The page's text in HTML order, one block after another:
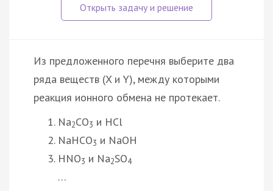
Из предложенного перечня выберите два
ряда веществ (X и Y), между которыми
реакция ионного обмена не протекает.
Na2CO3 и HCl
NaHCO3 и NaOH
HNO3 и Na2SO4
…